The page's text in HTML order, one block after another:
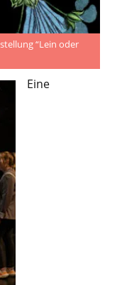
“Lein oder
Eine